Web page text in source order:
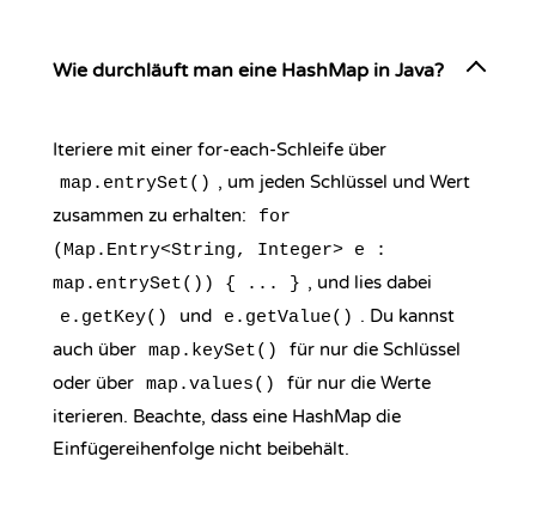
Wie durchläuft man eine HashMap in Java?
Iteriere mit einer for-each-Schleife über
map.entrySet() , um jeden Schlüssel und Wert
zusammen zu erhalten:
for
(Map.Entry<String, Integer> e :
map.entrySet()) { ... } , und lies dabei
e.getKey() und e.getValue() . Du kannst
auch über map.keySet()
für nur die Schlüssel
oder über map.values()
für nur die Werte
iterieren. Beachte, dass eine HashMap die
Einfügereihenfolge nicht beibehält.